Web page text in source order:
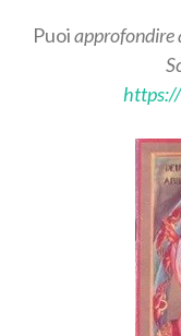
Puoiapprofondire